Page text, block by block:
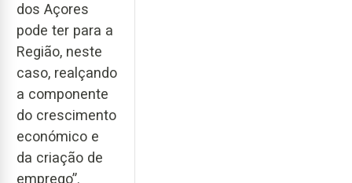
dos Açores
pode ter para a
Região, neste
caso, realçando
a componente
do crescimento
económico e
da criação de
emprego”.